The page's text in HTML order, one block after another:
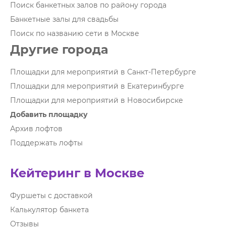
Поиск банкетных залов по району города
Банкетные залы для свадьбы
Поиск по названию сети в Москве
Другие города
Площадки для мероприятий в Санкт-Петербурге
Площадки для мероприятий в Екатеринбурге
Площадки для мероприятий в Новосибирске
Добавить площадку
Архив лофтов
Поддержать лофты
Кейтеринг в Москве
Фуршеты с доставкой
Калькулятор банкета
Отзывы